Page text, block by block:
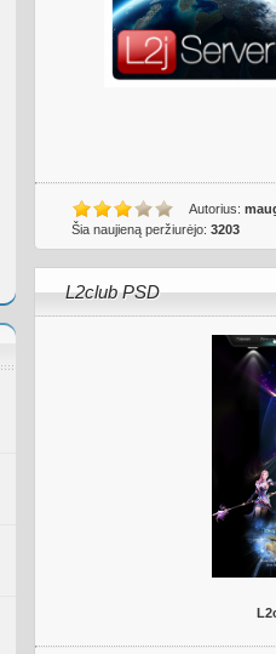
Autorius:
Šia naujieną peržiurėjo: 3203
L2club PSD